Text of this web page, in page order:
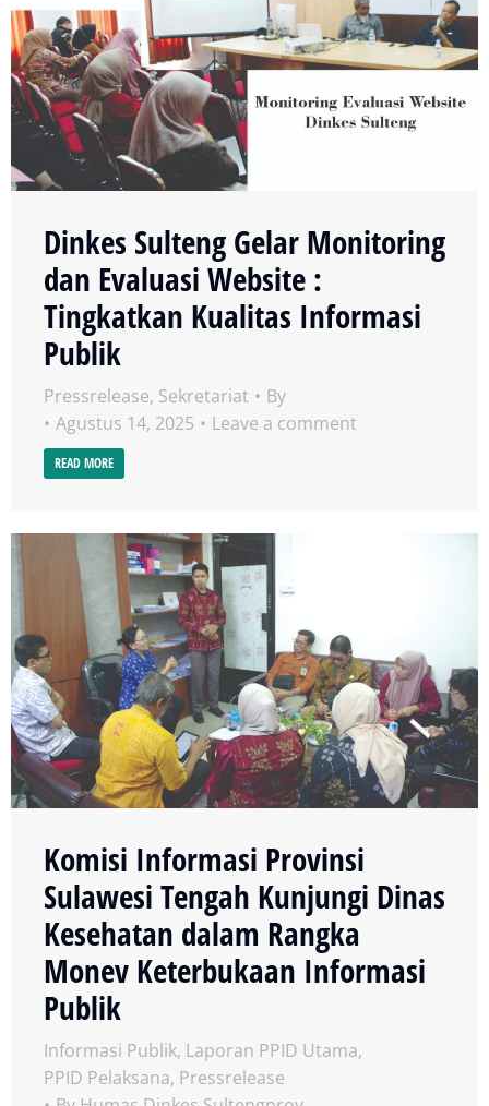
Dinkes Sulteng Gelar Monitoring
dan Evaluasi Website :
Tingkatkan Kualitas Informasi
Publik
Pressrelease, Sekretariat
By
Agustus 14, 2025
Leave a comment
READ MORE
Komisi Informasi Provinsi
Sulawesi Tengah Kunjungi Dinas
Kesehatan dalam Rangka
Monev Keterbukaan Informasi
Publik
Informasi Publik, Laporan PPID Utama,
PPID Pelaksana, Pressrelease